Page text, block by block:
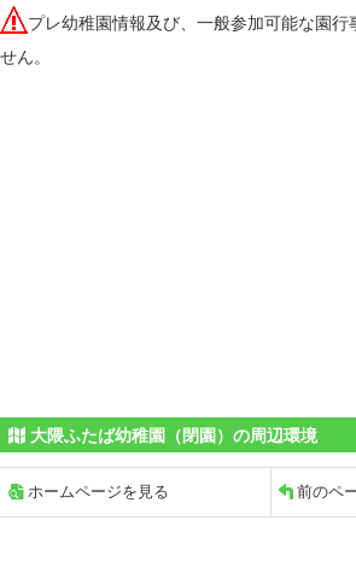
プレ幼稚園情報及び、一般参加可能な園行
せん。
大隈ふたば幼稚園（閉園）の周辺環境
ホームページを見る 前のペ